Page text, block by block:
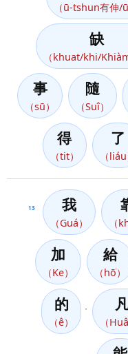
（ū-tshun有伸/
缺
（khuat/khi/Khiàm
事
（sū）
隨
（Suî）
得
（tit）
了
（liáu
13 我
（Guá） （
加
（Ke）
給
（hō͘）
的
（ê） （